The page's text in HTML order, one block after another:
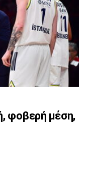
φοβερή μέση,